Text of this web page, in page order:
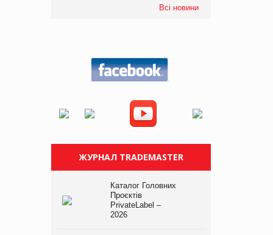
Всі новини
ЖУРНАЛ TRADEMASTER
Каталог Головних
Проєктів
PrivateLabel –
2026